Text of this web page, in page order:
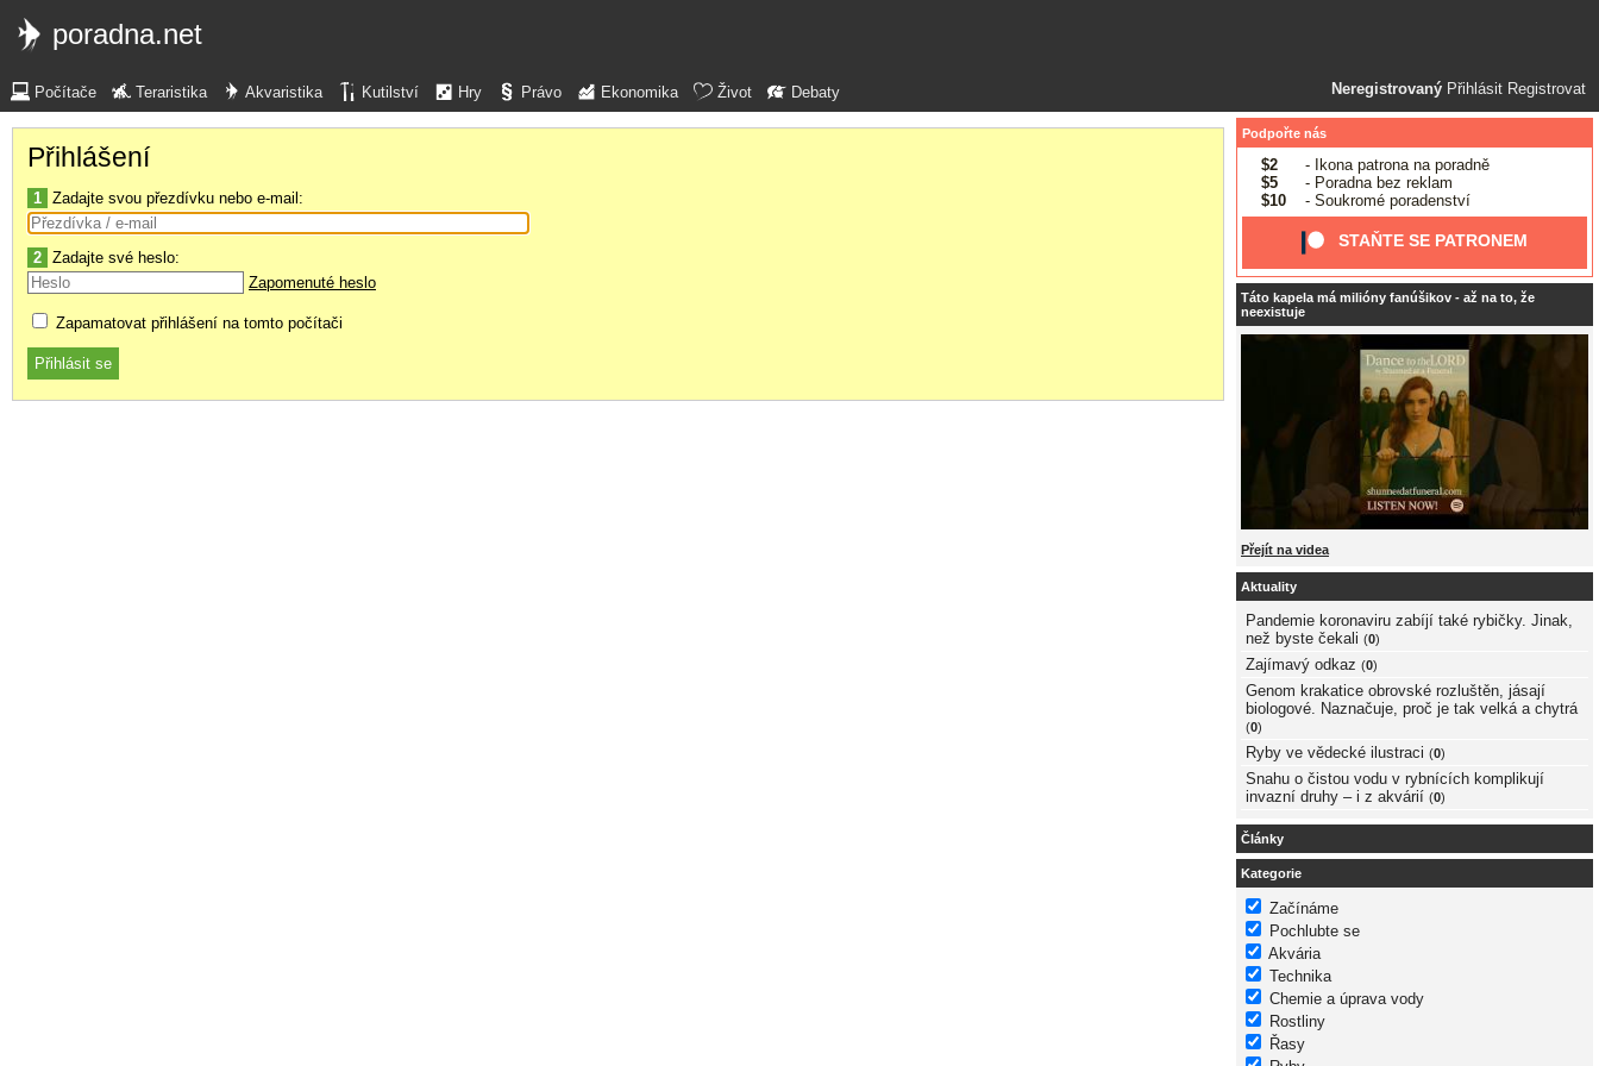
poradna.net
Neregistrovaný Přihlásit Registrovat
Počítače Teraristika Akvaristika Kutilství Hry Právo Ekonomika Život Debaty
Přihlášení
1 Zadajte svou přezdívku nebo e-mail:
2 Zadajte své heslo:
Zapomenuté heslo
Zapamatovat přihlášení na tomto počítači
Podpořte nás
$2
- Ikona patrona na poradně
$5
- Poradna bez reklam
$10
- Soukromé poradenství
STAŇTE SE PATRONEM
Táto kapela má milióny fanúšikov - až na to, že
neexistuje
Přejít na videa
Aktuality
Pandemie koronaviru zabíjí také rybičky. Jinak,
než byste čekali (0)
Zajímavý odkaz (0)
Genom krakatice obrovské rozluštěn, jásají
biologové. Naznačuje, proč je tak velká a chytrá
(0)
Ryby ve vědecké ilustraci (0)
Snahu o čistou vodu v rybnících komplikují
invazní druhy – i z akvárií (0)
Články
Kategorie
Začínáme
Pochlubte se
Akvária
Technika
Chemie a úprava vody
Rostliny
Řasy